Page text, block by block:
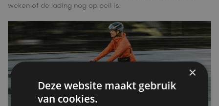
weken of de lading nog op peil is.
×
Deze website maakt gebruik
van cookies.